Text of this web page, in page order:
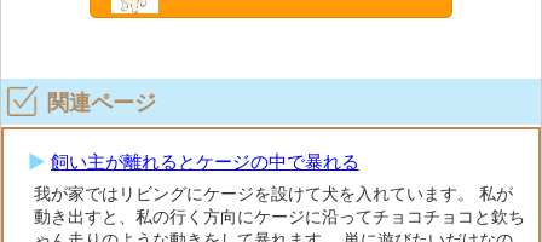
関連ページ
飼い主が離れるとケージの中で暴れる
我が家ではリビングにケージを設けて犬を入れています。 私が
動き出すと、私の行く方向にケージに沿ってチョコチョコと欽ち